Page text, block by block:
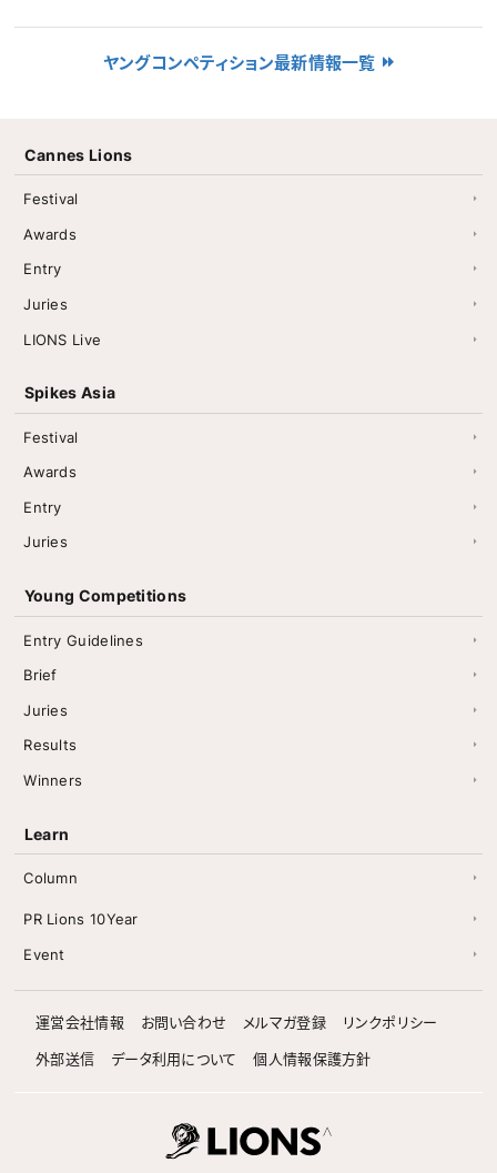
ヤングコンペティション最新情報一覧
Cannes Lions
Festival
Awards
Entry
Juries
LIONS Live
Spikes Asia
Festival
Awards
Entry
Juries
Young Competitions
Entry Guidelines
Brief
Juries
Results
Winners
Learn
Column
PR Lions 10Year
Event
運営会社情報 お問い合わせ メルマガ登録 リンクポリシー
外部送信 データ利用について 個人情報保護方針